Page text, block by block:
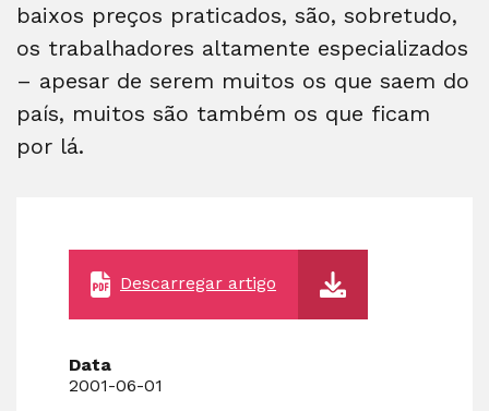
baixos preços praticados, são, sobretudo,
os trabalhadores altamente especializados
– apesar de serem muitos os que saem do
país, muitos são também os que ficam
por lá.
Descarregar artigo
Data
2001-06-01